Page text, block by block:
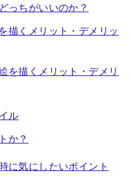
っちがいいのか？
描くメリット・デメリッ
を描くメリット・デメリ
ル
か？
に気にしたいポイント